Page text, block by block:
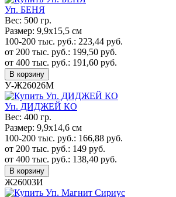
Уп. БЕНЯ
Вес: 500 гр.
Размер: 9,9х15,5 см
100-200 тыс. руб.: 223,44 руб.
от 200 тыс. руб.: 199,50 руб.
от 400 тыс. руб.: 191,60 руб.
В корзину
У-Ж26026М
Уп. ДИДЖЕЙ КО
Вес: 400 гр.
Размер: 9,9х14,6 см
100-200 тыс. руб.: 166,88 руб.
от 200 тыс. руб.: 149 руб.
от 400 тыс. руб.: 138,40 руб.
В корзину
Ж26003И